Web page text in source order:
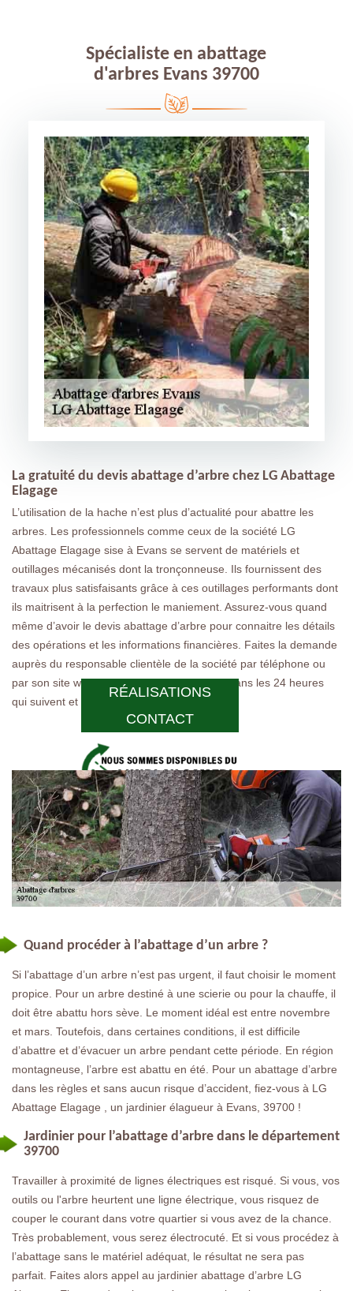
RÉALISATIONS
CONTACT
Spécialiste en abattage
d'arbres Evans 39700
La gratuité du devis abattage d’arbre chez LG Abattage
Elagage
L’utilisation de la hache n’est plus d’actualité pour abattre les
arbres. Les professionnels comme ceux de la société LG
Abattage Elagage sise à Evans se servent de matériels et
outillages mécanisés dont la tronçonneuse. Ils fournissent des
travaux plus satisfaisants grâce à ces outillages performants dont
ils maitrisent à la perfection le maniement. Assurez-vous quand
même d’avoir le devis abattage d’arbre pour connaitre les détails
des opérations et les informations financières. Faites la demande
auprès du responsable clientèle de la société par téléphone ou
par son site web. Le devis vous parviendra dans les 24 heures
qui suivent et il est gratuit.
Quand procéder à l’abattage d’un arbre ?
Si l’abattage d’un arbre n’est pas urgent, il faut choisir le moment
propice. Pour un arbre destiné à une scierie ou pour la chauffe, il
doit être abattu hors sève. Le moment idéal est entre novembre
et mars. Toutefois, dans certaines conditions, il est difficile
d’abattre et d’évacuer un arbre pendant cette période. En région
montagneuse, l’arbre est abattu en été. Pour un abattage d’arbre
dans les règles et sans aucun risque d’accident, fiez-vous à LG
Abattage Elagage , un jardinier élagueur à Evans, 39700 !
Jardinier pour l’abattage d’arbre dans le département
39700
Travailler à proximité de lignes électriques est risqué. Si vous, vos
outils ou l'arbre heurtent une ligne électrique, vous risquez de
couper le courant dans votre quartier si vous avez de la chance.
Très probablement, vous serez électrocuté. Et si vous procédez à
l’abattage sans le matériel adéquat, le résultat ne sera pas
parfait. Faites alors appel au jardinier abattage d’arbre LG